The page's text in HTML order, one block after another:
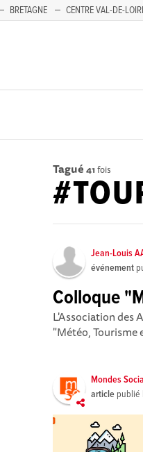
BRETAGNE CENTRE VAL-DE-
Tagué 41 fois
Jean-Louis
événement
Colloque
L'Association des
"Météo, Tourisme
Mondes
article